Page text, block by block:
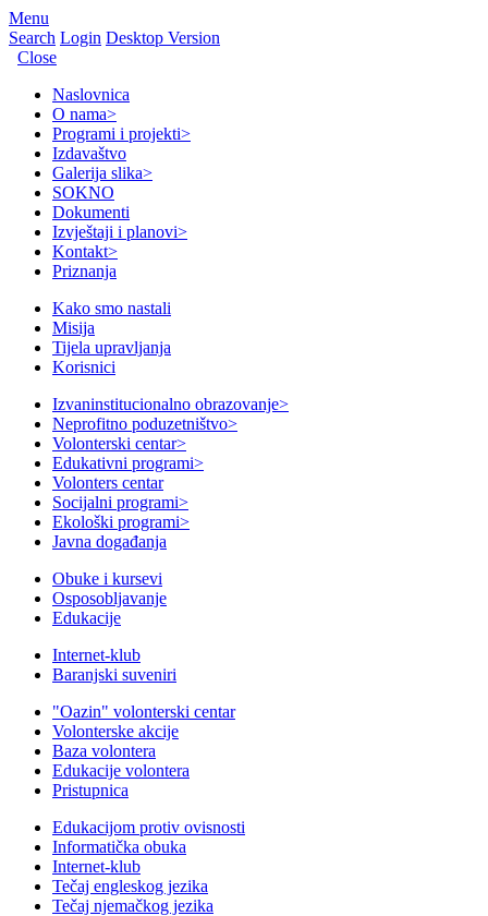
Menu
Search Login Desktop Version
Close
Naslovnica
O nama>
Programi i projekti>
Izdavaštvo
Galerija slika>
SOKNO
Dokumenti
Izvještaji i planovi>
Kontakt>
Priznanja
Kako smo nastali
Misija
Tijela upravljanja
Korisnici
Izvaninstitucionalno obrazovanje>
Neprofitno poduzetništvo>
Volonterski centar>
Edukativni programi>
Volonters centar
Socijalni programi>
Ekološki programi>
Javna događanja
Obuke i kursevi
Osposobljavanje
Edukacije
Internet-klub
Baranjski suveniri
"Oazin" volonterski centar
Volonterske akcije
Baza volontera
Edukacije volontera
Pristupnica
Edukacijom protiv ovisnosti
Informatička obuka
Internet-klub
Tečaj engleskog jezika
Tečaj njemačkog jezika